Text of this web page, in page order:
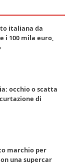
italiana da
i 100 mila euro,
occhio o scatta
di
marchio per
una supercar